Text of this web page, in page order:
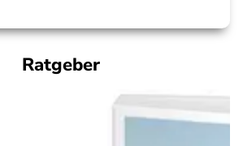
Ratgeber